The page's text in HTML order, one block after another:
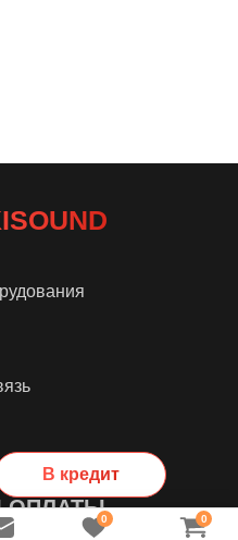
В кредит
ОПЛАТЫ0 0